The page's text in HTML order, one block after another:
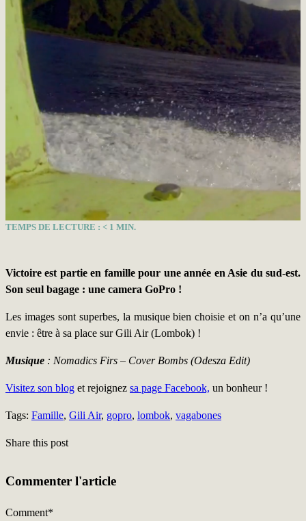
TEMPS DE LECTURE : < 1 MIN.
Victoire est partie en famille pour une année en Asie du sud-est.
Son seul bagage : une camera GoPro !
Les images sont superbes, la musique bien choisie et on n’a qu’une
envie : être à sa place sur Gili Air (Lombok) !
Musique : Nomadics Firs – Cover Bombs (Odesza Edit)
Visitez son blog et rejoignez sa page Facebook, un bonheur !
Tags: Famille, Gili Air, gopro, lombok, vagabones
Share this post
Commenter l'article
Comment*